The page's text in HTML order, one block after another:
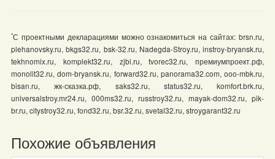
*С проектными декларациями можно ознакомиться на сайтах: brsn.ru,
plehanovsky.ru, bkgs32.ru, bsk-32.ru, Nadegda-Stroy.ru, instroy-bryansk.ru,
tekhnomix.ru, komplekt32.ru, zjbi.ru, tvorec32.ru, премиумпроект.рф,
monolit32.ru, dom-bryansk.ru, forward32.ru, panorama32.com, ooo-mbk.ru,
bisan.ru, жк-сказка.рф, saks32.ru, status32.ru, komfort.brk.ru,
universalstroy.mr24.ru, 000ms32.ru, russtroy32.ru, mayak-dom32.ru, pik-
br.ru, citystroy32.ru, fond32.ru, bsr.32.ru, svetal32.ru, stroygarant32.ru
Похожие объявления